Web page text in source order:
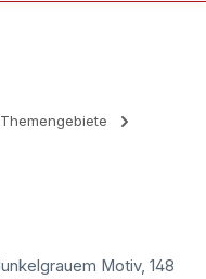
Themengebiete